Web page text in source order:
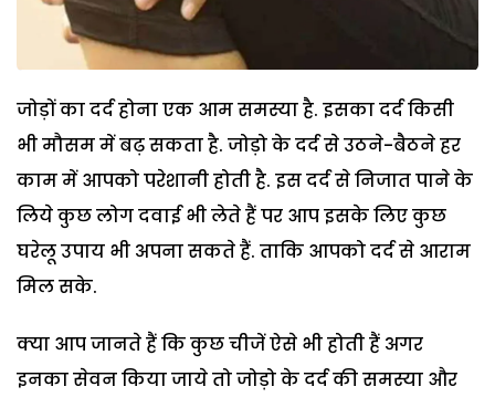
जोड़ों का दर्द होना एक आम समस्या है. इसका दर्द किसी
भी मौसम में बढ़ सकता है. जोड़ो के दर्द से उठने-बैठने हर
काम में आपको परेशानी होती है. इस दर्द से निजात पाने के
लिये कुछ लोग दवाई भी लेते हैं पर आप इसके लिए कुछ
घरेलू उपाय भी अपना सकते हैं. ताकि आपको दर्द से आराम
मिल सके.
क्या आप जानते हैं कि कुछ चीजें ऐसे भी होती हैं अगर
इनका सेवन किया जाये तो जोड़ो के दर्द की समस्या और